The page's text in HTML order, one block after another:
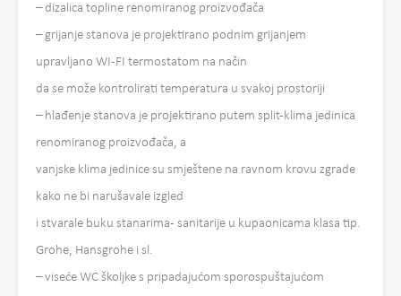
– dizalica topline renomiranog proizvođača
– grijanje stanova je projektirano podnim grijanjem
upravljano WI-FI termostatom na način
da se može kontrolirati temperatura u svakoj prostoriji
– hlađenje stanova je projektirano putem split-klima jedinica
renomiranog proizvođača, a
vanjske klima jedinice su smještene na ravnom krovu zgrade
kako ne bi narušavale izgled
i stvarale buku stanarima- sanitarije u kupaonicama klasa tip.
Grohe, Hansgrohe i sl.
– viseće WC školjke s pripadajućom sporospuštajućom